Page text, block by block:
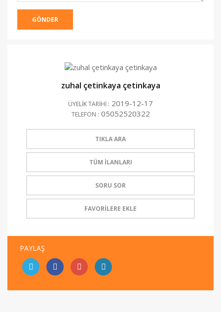
GÖNDER
zuhal çetinkaya çetinkaya
ÜYELİK TARİHİ : 2019-12-17
TELEFON : 05052520322
TIKLA ARA
TÜM İLANLARI
SORU SOR
FAVORİLERE EKLE
PAYLAŞ